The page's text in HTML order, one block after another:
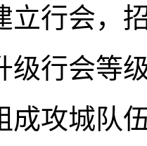
立行会，
级行会等
成攻城队